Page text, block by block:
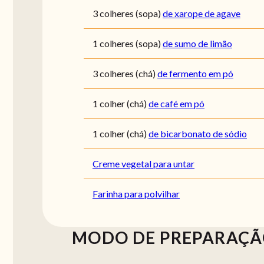
3colheres (sopa)de xarope de agave
1 colheres (sopa)de sumo de limão
3colheres (chá)de fermento em pó
1 colher (chá)de café em pó
1 colher (chá)de bicarbonato de sódio
Creme vegetal para untar
Farinha para polvilhar
MODO DE